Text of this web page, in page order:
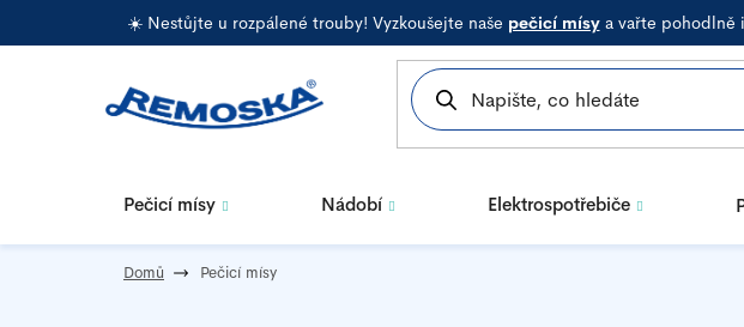
na
☀️ Nestůjte u rozpálené trouby! Vyzkoušejte naše pečicí mísya vařte pohodlně
Pečicí mísy Nádobí Elektrospotřebiče
Domů Pečicí mísy